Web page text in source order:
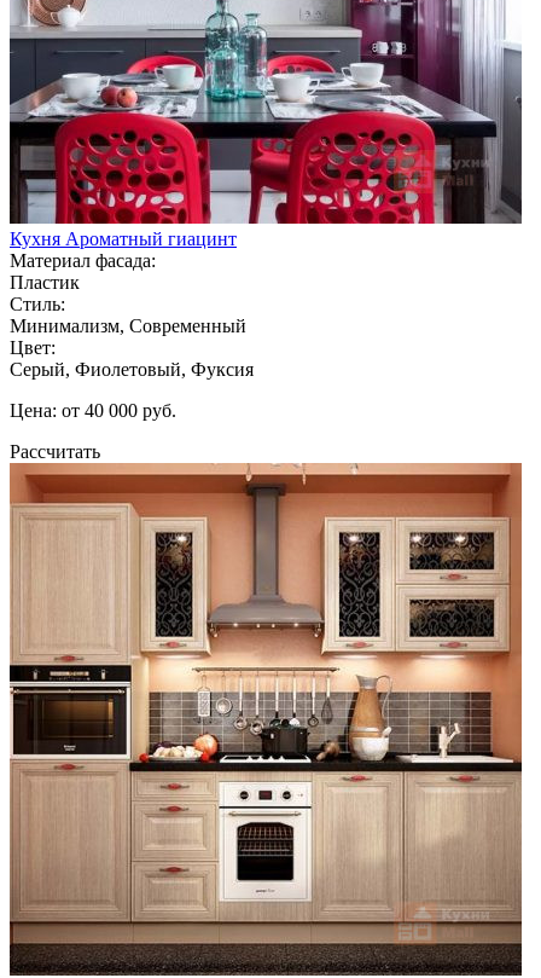
Кухня Ароматный гиацинт
Материал фасада:
Пластик
Стиль:
Минимализм, Современный
Цвет:
Серый, Фиолетовый, Фуксия
Цена: от 40 000 руб.
Рассчитать